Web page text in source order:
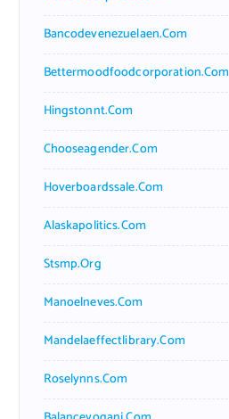
Bancodevenezuelaen.com
Bettermoodfoodcorporation.com
Hingstonnt.com
Chooseagender.com
Hoverboardssale.com
Alaskapolitics.com
Stsmp.org
Manoelneves.com
Mandelaeffectlibrary.com
Roselynns.com